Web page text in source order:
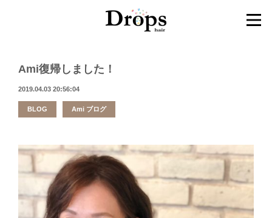
Ami復帰しました！
2019.04.03 20:56:04
BLOG Ami ブログ